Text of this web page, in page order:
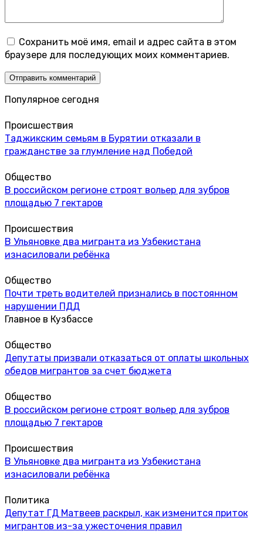
Сохранить моё имя, email и адрес сайта в этом
браузере для последующих моих комментариев.
Популярное сегодня
Происшествия
Таджикским семьям в Бурятии отказали в
гражданстве за глумление над Победой
Общество
В российском регионе строят вольер для зубров
площадью 7 гектаров
Происшествия
В Ульяновке два мигранта из Узбекистана
изнасиловали ребёнка
Общество
Почти треть водителей признались в постоянном
нарушении ПДД
Главное в Кузбассе
Общество
Депутаты призвали отказаться от оплаты школьных
обедов мигрантов за счет бюджета
Общество
В российском регионе строят вольер для зубров
площадью 7 гектаров
Происшествия
В Ульяновке два мигранта из Узбекистана
изнасиловали ребёнка
Политика
Депутат ГД Матвеев раскрыл, как изменится приток
мигрантов из-за ужесточения правил